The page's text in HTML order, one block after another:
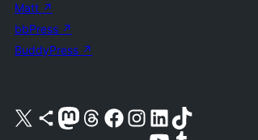
Matt ↗
bbPress ↗
BuddyPress ↗
Besök vår X-konto (f.d. Twitter)
Besök vårt Bluesky-konto
Besök vårt Mastodon-kontoBesök vårt Thread-konto
Besök vår Facebook-sidaBesök vårt Instagram-konto
Besök vårt LinkedIn-konto
Besök vårt TikTok-konto